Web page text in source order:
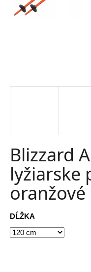
Blizzard
lyžiarske
oranžové
DĹŽKA
t
s
HĽADAŤ
O
d
p
o